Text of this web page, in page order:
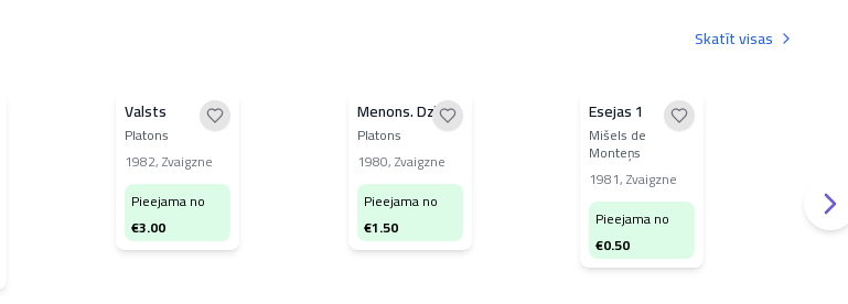
Skatīt visas
Valsts
Platons
1982,Zvaigzne
Pieejama no
€3.00
Menons. Dzīres
Platons
1980,Zvaigzne
Pieejama no
€1.50
Esejas 1
Mišels de
Monteņs
1981,Zvaigzne
Pieejama no
€0.50